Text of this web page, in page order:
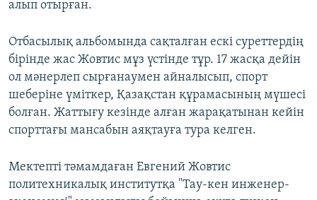
алып отырған.
Отбасылық альбомында сақталған ескі суреттердің
бірінде жас Жовтис мұз үстінде тұр. 17 жасқа дейін
ол мәнерлеп сырғанаумен айналысып, спорт
шеберіне үміткер, Қазақстан құрамасының мүшесі
болған. Жаттығу кезінде алған жарақатынан кейін
спорттағы мансабын аяқтауға тура келген.
Мектепті тәмамдаған Евгений Жовтис
политехникалық институтқа "Тау-кен инженер-